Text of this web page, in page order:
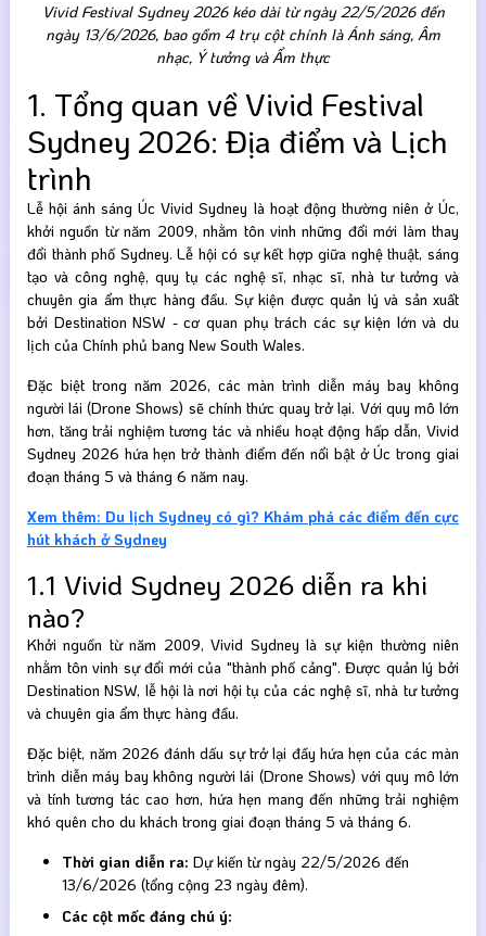
Vivid Festival Sydney 2026 kéo dài từ ngày 22/5/2026 đến
ngày 13/6/2026, bao gồm 4 trụ cột chính là Ánh sáng, Âm
nhạc, Ý tưởng và Ẩm thực
1. Tổng quan về Vivid Festival
Sydney 2026: Địa điểm và Lịch
trình
Lễ hội ánh sáng Úc Vivid Sydney là hoạt động thường niên ở Úc,
khởi nguồn từ năm 2009, nhằm tôn vinh những đổi mới làm thay
đổi thành phố Sydney. Lễ hội có sự kết hợp giữa nghệ thuật, sáng
tạo và công nghệ, quy tụ các nghệ sĩ, nhạc sĩ, nhà tư tưởng và
chuyên gia ẩm thực hàng đầu. Sự kiện được quản lý và sản xuất
bởi Destination NSW - cơ quan phụ trách các sự kiện lớn và du
lịch của Chính phủ bang New South Wales.
Đặc biệt trong năm 2026, các màn trình diễn máy bay không
người lái (Drone Shows) sẽ chính thức quay trở lại. Với quy mô lớn
hơn, tăng trải nghiệm tương tác và nhiều hoạt động hấp dẫn, Vivid
Sydney 2026 hứa hẹn trở thành điểm đến nổi bật ở Úc trong giai
đoạn tháng 5 và tháng 6 năm nay.
Xem thêm: Du lịch Sydney có gì? Khám phá các điểm đến cực
hút khách ở Sydney
1.1 Vivid Sydney 2026 diễn ra khi
nào?
Khởi nguồn từ năm 2009, Vivid Sydney là sự kiện thường niên
nhằm tôn vinh sự đổi mới của "thành phố cảng". Được quản lý bởi
Destination NSW, lễ hội là nơi hội tụ của các nghệ sĩ, nhà tư tưởng
và chuyên gia ẩm thực hàng đầu.
Đặc biệt, năm 2026 đánh dấu sự trở lại đầy hứa hẹn của các màn
trình diễn máy bay không người lái (Drone Shows) với quy mô lớn
và tính tương tác cao hơn, hứa hẹn mang đến những trải nghiệm
khó quên cho du khách trong giai đoạn tháng 5 và tháng 6.
Thời gian diễn ra: Dự kiến từ ngày 22/5/2026 đến
13/6/2026 (tổng cộng 23 ngày đêm).
Các cột mốc đáng chú ý: